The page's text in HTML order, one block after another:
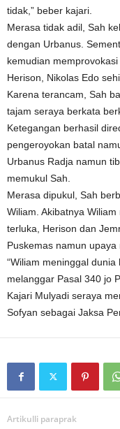
tidak,” beber kajari.
Merasa tidak adil, Sah
dengan Urbanus.
kemudian
Herison, Nikolas Edo
Karena terancam, Sah
tajam seraya berkata
Ketegangan berhasil
pengeroyokan batal
Urbanus Radja namun
memukul Sah.
Merasa dipukul, Sah
Wiliam. Akibatnya
terluka, Herison dan
Puskemas namun upaya
“Wiliam meninggal
melanggar Pasal 340 jo
Kajari Mulyadi seraya
Sofyan sebagai Jaksa
Artikulli paraprak